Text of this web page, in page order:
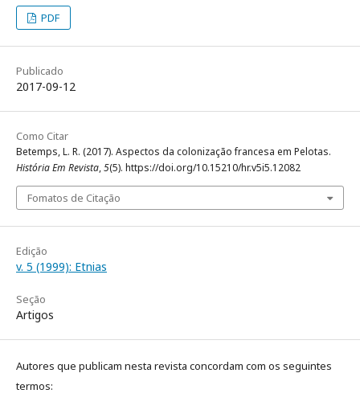
PDF
Publicado
2017-09-12
Como Citar
Betemps, L. R. (2017). Aspectos da colonização francesa em Pelotas.
História Em Revista,5(5). https://doi.org/10.15210/hr.v5i5.12082
Fomatos de Citação
Edição
v. 5 (1999): Etnias
Seção
Artigos
Autores que publicam nesta revista concordam com os seguintes
termos: